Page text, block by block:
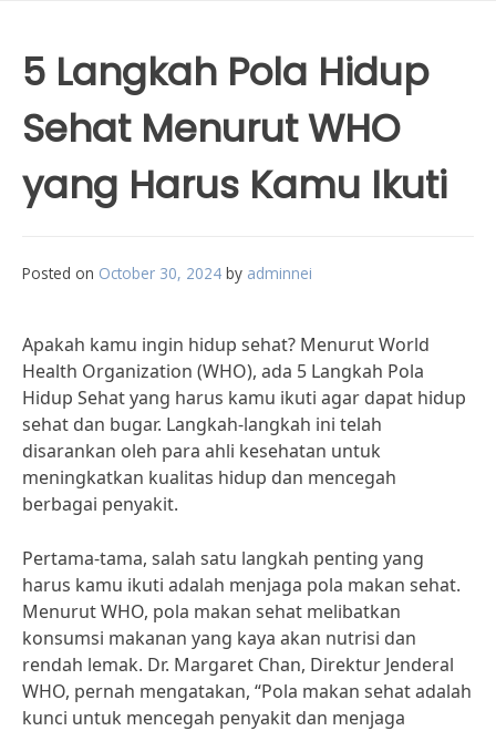
5 Langkah Pola Hidup
Sehat Menurut WHO
yang Harus Kamu Ikuti
Posted on October 30, 2024 by adminnei
Apakah kamu ingin hidup sehat? Menurut World
Health Organization (WHO), ada 5 Langkah Pola
Hidup Sehat yang harus kamu ikuti agar dapat hidup
sehat dan bugar. Langkah-langkah ini telah
disarankan oleh para ahli kesehatan untuk
meningkatkan kualitas hidup dan mencegah
berbagai penyakit.
Pertama-tama, salah satu langkah penting yang
harus kamu ikuti adalah menjaga pola makan sehat.
Menurut WHO, pola makan sehat melibatkan
konsumsi makanan yang kaya akan nutrisi dan
rendah lemak. Dr. Margaret Chan, Direktur Jenderal
WHO, pernah mengatakan, “Pola makan sehat adalah
kunci untuk mencegah penyakit dan menjaga